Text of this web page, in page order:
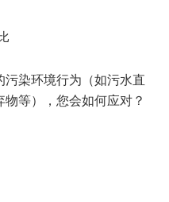
污染环境行为（如污水直
等），您会如何应对？